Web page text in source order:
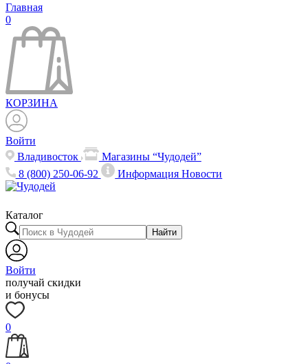
Главная
0
КОРЗИНА
Войти
Владивосток
Магазины “Чудодей”
8 (800) 250-06-92
ИнформацияНовости
Каталог
Найти
Войти
получай скидки
и бонусы
0